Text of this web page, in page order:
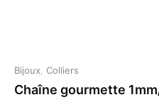
Bijoux Colliers
Chaîne gourmette